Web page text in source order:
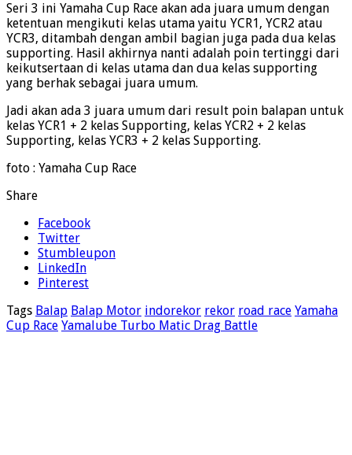
Seri 3 ini Yamaha Cup Race akan ada juara umum dengan
ketentuan mengikuti kelas utama yaitu YCR1, YCR2 atau
YCR3, ditambah dengan ambil bagian juga pada dua kelas
supporting. Hasil akhirnya nanti adalah poin tertinggi dari
keikutsertaan di kelas utama dan dua kelas supporting
yang berhak sebagai juara umum.
Jadi akan ada 3 juara umum dari result poin balapan untuk
kelas YCR1 + 2 kelas Supporting, kelas YCR2 + 2 kelas
Supporting, kelas YCR3 + 2 kelas Supporting.
foto : Yamaha Cup Race
Share
Facebook
Twitter
Stumbleupon
LinkedIn
Pinterest
Tags Balap Balap Motor indorekor rekor road race Yamaha
Cup Race Yamalube Turbo Matic Drag Battle